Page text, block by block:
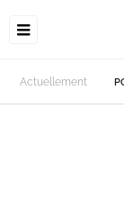
Actuellement